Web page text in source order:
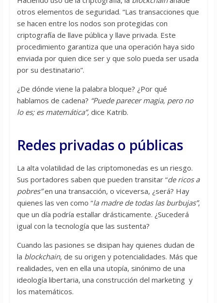
otros elementos de seguridad. “Las transacciones que
se hacen entre los nodos son protegidas con
criptografía de llave pública y llave privada. Este
procedimiento garantiza que una operación haya sido
enviada por quien dice ser y que solo pueda ser usada
por su destinatario”.
¿De dónde viene la palabra bloque? ¿Por qué
hablamos de cadena? “Puede parecer magia, pero no
lo es; es matemática”, dice Katrib.
Redes privadas o públicas
La alta volatilidad de las criptomonedas es un riesgo.
Sus portadores saben que pueden transitar “de ricos a
pobres”en una transacción, o viceversa, ¿será? Hay
quienes las ven como “la madre de todas las burbujas”,
que un día podría estallar drásticamente. ¿Sucederá
igual con la tecnología que las sustenta?
Cuando las pasiones se disipan hay quienes dudan de
la blockchain, de su origen y potencialidades. Más que
realidades, ven en ella una utopía, sinónimo de una
ideología libertaria, una construcción del marketing y
los matemáticos.